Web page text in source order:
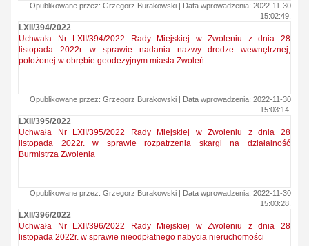
Opublikowane przez: Grzegorz Burakowski | Data wprowadzenia: 2022-11-30
15:02:49.
LXII/394/2022
Uchwała Nr LXII/394/2022 Rady Miejskiej w Zwoleniu z dnia 28
listopada 2022r. w sprawie nadania nazwy drodze wewnętrznej,
położonej w obrębie geodezyjnym miasta Zwoleń
Opublikowane przez: Grzegorz Burakowski | Data wprowadzenia: 2022-11-30
15:03:14.
LXII/395/2022
Uchwała Nr LXII/395/2022 Rady Miejskiej w Zwoleniu z dnia 28
listopada 2022r. w sprawie rozpatrzenia skargi na działalność
Burmistrza Zwolenia
Opublikowane przez: Grzegorz Burakowski | Data wprowadzenia: 2022-11-30
15:03:28.
LXII/396/2022
Uchwała Nr LXII/396/2022 Rady Miejskiej w Zwoleniu z dnia 28
listopada 2022r. w sprawie nieodpłatnego nabycia nieruchomości